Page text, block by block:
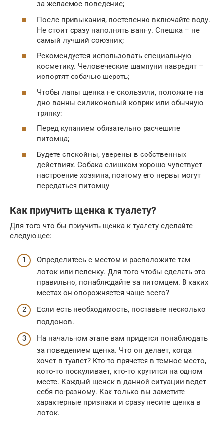
за желаемое поведение;
После привыкания, постепенно включайте воду.
Не стоит сразу наполнять ванну. Спешка – не
самый лучший союзник;
Рекомендуется использовать специальную
косметику. Человеческие шампуни навредят –
испортят собачью шерсть;
Чтобы лапы щенка не скользили, положите на
дно ванны силиконовый коврик или обычную
тряпку;
Перед купанием обязательно расчешите
питомца;
Будете спокойны, уверены в собственных
действиях. Собака слишком хорошо чувствует
настроение хозяина, поэтому его нервы могут
передаться питомцу.
Как приучить щенка к туалету?
Для того что бы приучить щенка к туалету сделайте
следующее:
Определитесь с местом и расположите там
лоток или пеленку. Для того чтобы сделать это
правильно, понаблюдайте за питомцем. В каких
местах он опорожняется чаще всего?
Если есть необходимость, поставьте несколько
поддонов.
На начальном этапе вам придется понаблюдать
за поведением щенка. Что он делает, когда
хочет в туалет? Кто-то прячется в темное место,
кото-то поскуливает, кто-то крутится на одном
месте. Каждый щенок в данной ситуации ведет
себя по-разному. Как только вы заметите
характерные признаки и сразу несите щенка в
лоток.